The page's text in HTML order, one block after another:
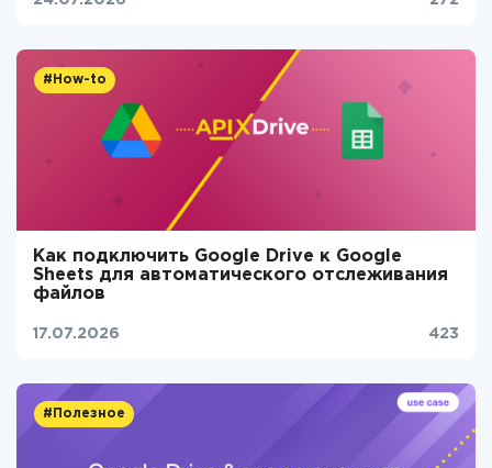
#How-to
Как подключить Google Drive к Google
Sheets для автоматического отслеживания
файлов
17.07.2026 423
#Полезное